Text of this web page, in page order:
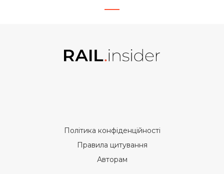
Політика конфіденційності
Правила цитування
Авторам